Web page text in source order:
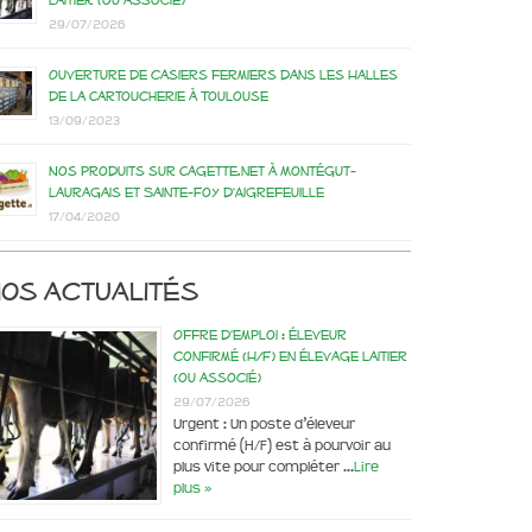
29/07/2026
Ouverture de casiers fermiers dans les Halles
de la Cartoucherie à Toulouse
13/09/2023
Nos produits sur Cagette.net à Montégut-
Lauragais et Sainte-Foy d’Aigrefeuille
17/04/2020
actualités
Offre d’emploi : éleveur
confirmé (H/F) en élevage laitier
(ou associé)
29/07/2026
Urgent : Un poste d’éleveur
confirmé (H/F) est à pourvoir au
plus vite pour compléter …Lire
plus »